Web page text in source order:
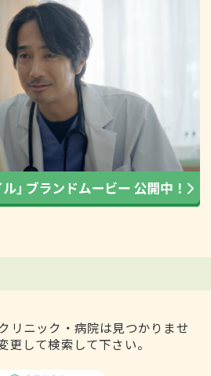
リニック・病院は見つかりませ
更して検索して下さい。